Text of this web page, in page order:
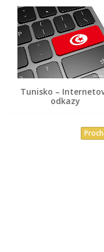
Tunisko –
odkazy